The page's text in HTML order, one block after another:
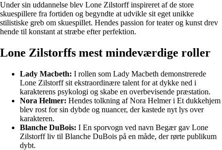
Under sin uddannelse blev Lone Zilstorff inspireret af de store
skuespillere fra fortiden og begyndte at udvikle sit eget unikke
stilistiske greb om skuespillet. Hendes passion for teater og kunst drev
hende til konstant at stræbe efter perfektion.
Lone Zilstorffs mest mindeværdige roller
Lady Macbeth: I rollen som Lady Macbeth demonstrerede
Lone Zilstorff sit ekstraordinære talent for at dykke ned i
karakterens psykologi og skabe en overbevisende præstation.
Nora Helmer: Hendes tolkning af Nora Helmer i Et dukkehjem
blev rost for sin dybde og nuancer, der kastede nyt lys over
karakteren.
Blanche DuBois: I En sporvogn ved navn Begær gav Lone
Zilstorff liv til Blanche DuBois på en måde, der rørte publikum
dybt.